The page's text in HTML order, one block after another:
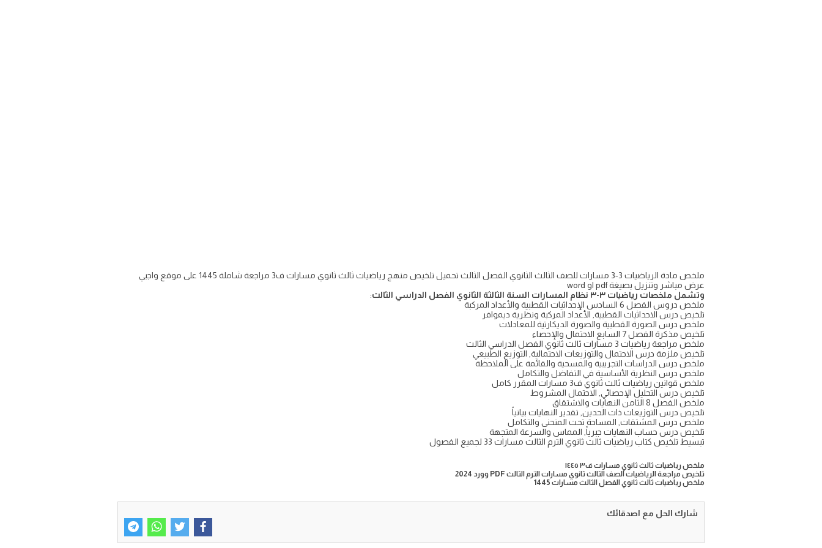
ملخص مادة الرياضيات 3-3 مسارات للصف الثالث الثانوي الفصل الثالث تحميل تلخيص منهج رياضيات ثالث ثانوي مسارات ف3 مراجعة شاملة 1445 على موقع واجبي
عرض مباشر وتنزيل بصيغة pdf او word
وتشمل ملخصات رياضيات ٣-٣ نظام المسارات السنة الثالثة الثانوي الفصل الدراسي الثالث
:
ملخص دروس الفصل 6 السادس الإحداثيات القطبية والأعداد المركبة
تلخيص درس الاحداثيات القطبية, الأعداد المركبة ونظرية ديموافر
ملخص درس الصورة القطبية والصورة الديكارتية للمعادلات
تلخيص مذكرة الفصل 7 السابع الاحتمال والإحصاء
ملخص مراجعة رياضيات 3 مسارات ثالث ثانوي الفصل الدراسي الثالث
تلخيص ملزمة درس الاحتمال والتوزيعات الاحتمالية, التوزيع الطبيعي
ملخص درس الدراسات التجريبية والمسحية والقائمة على الملاحظة
ملخص درس النظرية الأساسية في التفاضل والتكامل
ملخص قوانين رياضيات ثالث ثانوي ف3 مسارات المقرر كامل
تلخيص درس التحليل الإحصائي, الاحتمال المشروط
ملخص الفصل 8 الثامن النهايات والاشتقاق
تلخيص درس التوزيعات ذات الحدين, تقدير النهايات بيانياً
ملخص درس المشتقات, المساحة تحت المنحنى والتكامل
تلخيص درس حساب النهايات جبرياً, المماس والسرعة المتجهة
تبسيط تلخيص كتاب رياضيات ثالث ثانوي الترم الثالث مسارات 33 لجميع الفصول
ملخص رياضيات ثالث ثانوي مسارات ف٣ ١٤٤٥
تلخيص مراجعة الرياضيات الصف الثالث ثانوي مسارات الترم الثالث PDF وورد 2024
ملخص رياضيات ثالث ثانوي الفصل الثالث مسارات 1445
شارك الحل مع اصدقائك